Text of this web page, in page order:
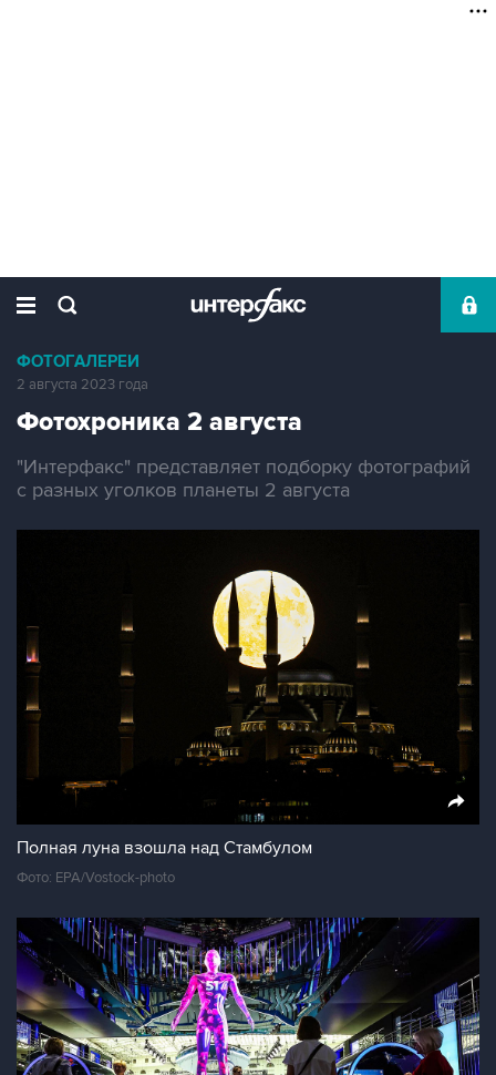
ФОТОГАЛЕРЕИ
2 августа 2023 года
Фотохроника 2 августа
"Интерфакс" представляет подборку фотографий
с разных уголков планеты 2 августа
Полная луна взошла над Стамбулом
Фото: EPA/Vostock-photo